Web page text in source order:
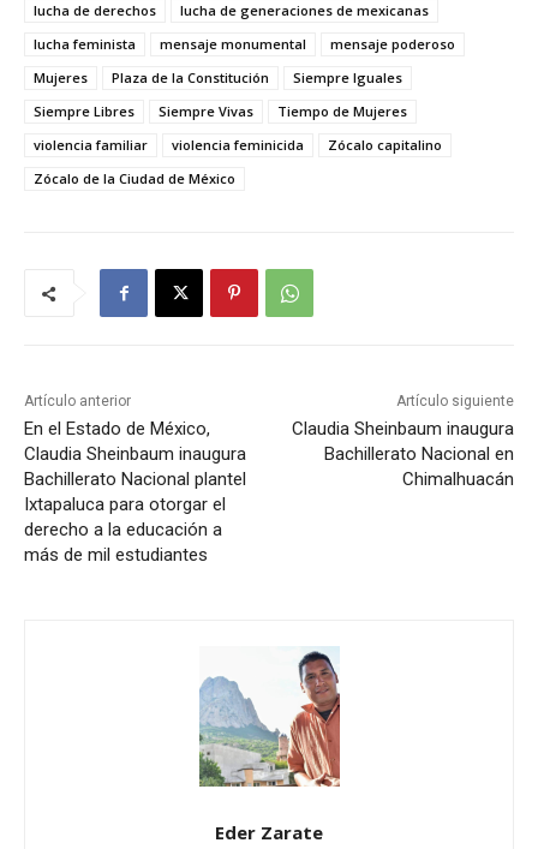
lucha de derechos
lucha de generaciones de mexicanas
lucha feminista
mensaje monumental
mensaje poderoso
Mujeres
Plaza de la Constitución
Siempre Iguales
Siempre Libres
Siempre Vivas
Tiempo de Mujeres
violencia familiar
violencia feminicida
Zócalo capitalino
Zócalo de la Ciudad de México
Artículo anterior
En el Estado de México,
Claudia Sheinbaum inaugura
Bachillerato Nacional plantel
Ixtapaluca para otorgar el
derecho a la educación a
más de mil estudiantes
Artículo siguiente
Claudia Sheinbaum inaugura
Bachillerato Nacional en
Chimalhuacán
Eder Zarate